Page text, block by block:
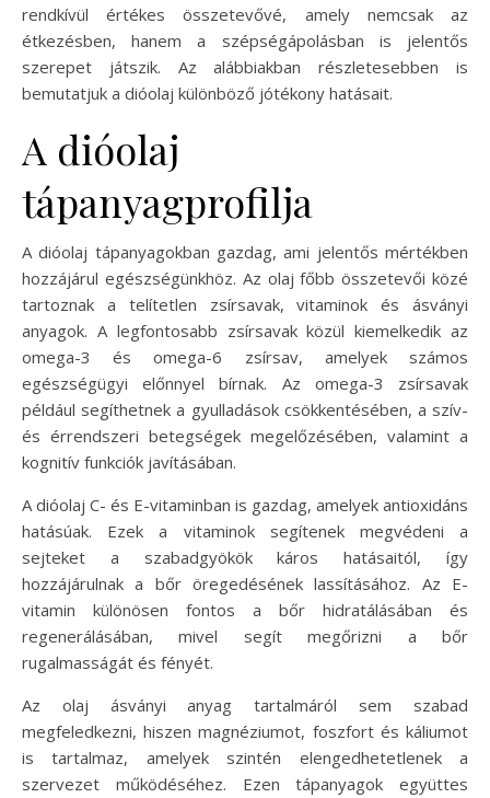
rendkívül értékes összetevővé, amely nemcsak az
étkezésben, hanem a szépségápolásban is jelentős
szerepet játszik. Az alábbiakban részletesebben is
bemutatjuk a dióolaj különböző jótékony hatásait.
A dióolaj
tápanyagprofilja
A dióolaj tápanyagokban gazdag, ami jelentős mértékben
hozzájárul egészségünkhöz. Az olaj főbb összetevői közé
tartoznak a telítetlen zsírsavak, vitaminok és ásványi
anyagok. A legfontosabb zsírsavak közül kiemelkedik az
omega-3 és omega-6 zsírsav, amelyek számos
egészségügyi előnnyel bírnak. Az omega-3 zsírsavak
például segíthetnek a gyulladások csökkentésében, a szív-
és érrendszeri betegségek megelőzésében, valamint a
kognitív funkciók javításában.
A dióolaj C- és E-vitaminban is gazdag, amelyek antioxidáns
hatásúak. Ezek a vitaminok segítenek megvédeni a
sejteket a szabadgyökök káros hatásaitól, így
hozzájárulnak a bőr öregedésének lassításához. Az E-
vitamin különösen fontos a bőr hidratálásában és
regenerálásában, mivel segít megőrizni a bőr
rugalmasságát és fényét.
Az olaj ásványi anyag tartalmáról sem szabad
megfeledkezni, hiszen magnéziumot, foszfort és káliumot
is tartalmaz, amelyek szintén elengedhetetlenek a
szervezet működéséhez. Ezen tápanyagok együttes